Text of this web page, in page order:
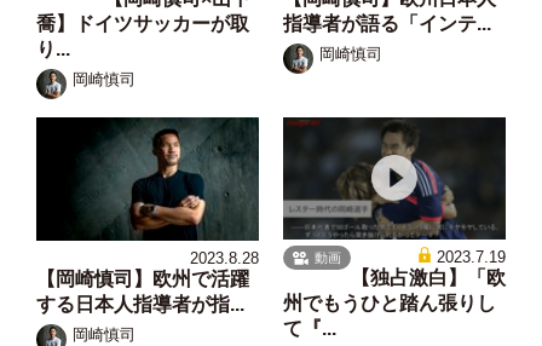
喬】ドイツサッカーが取
り...
岡崎慎司
指導者が語る「インテ...
岡崎慎司
2023.8.28
【岡崎慎司】欧州で活躍
する日本人指導者が指...
岡崎慎司
動画 2023.7.19
【独占激白】「欧
州でもうひと踏ん張りし
て『...